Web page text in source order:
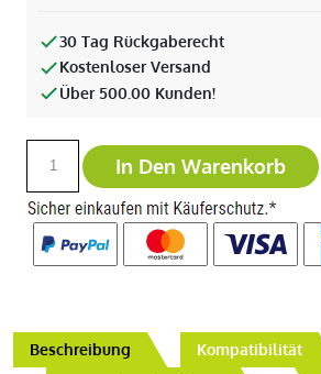
30 Tag Rückgaberecht
Kostenloser Versand
Über 500.00 Kunden!
In Den Warenkorb
Beschreibung
Kompatibilität